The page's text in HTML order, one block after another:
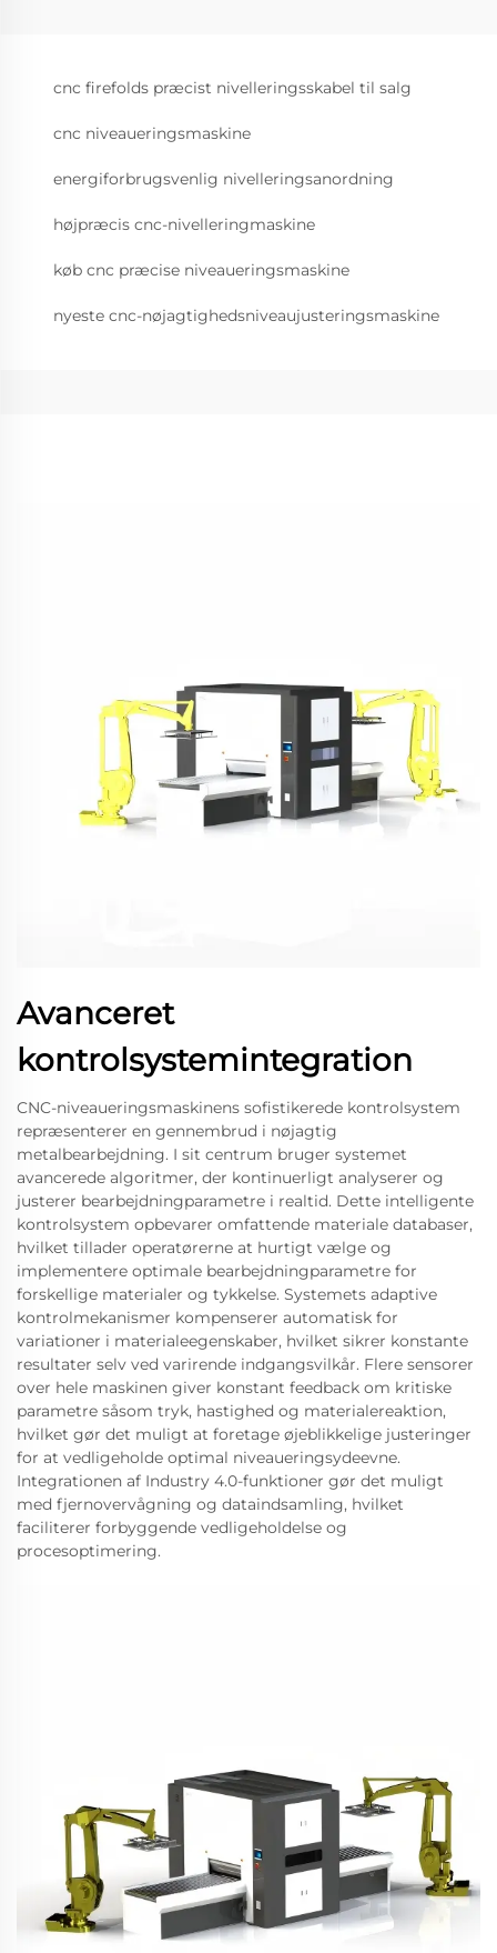
cnc firefolds præcist nivelleringsskabel til salg
cnc niveaueringsmaskine
energiforbrugsvenlig nivelleringsanordning
højpræcis cnc-nivelleringmaskine
køb cnc præcise niveaueringsmaskine
nyeste cnc-nøjagtighedsniveaujusteringsmaskine
Avanceret
kontrolsystemintegration
CNC-niveaueringsmaskinens sofistikerede kontrolsystem
repræsenterer en gennembrud i nøjagtig
metalbearbejdning. I sit centrum bruger systemet
avancerede algoritmer, der kontinuerligt analyserer og
justerer bearbejdningparametre i realtid. Dette intelligente
kontrolsystem opbevarer omfattende materiale databaser,
hvilket tillader operatørerne at hurtigt vælge og
implementere optimale bearbejdningparametre for
forskellige materialer og tykkelse. Systemets adaptive
kontrolmekanismer kompenserer automatisk for
variationer i materialeegenskaber, hvilket sikrer konstante
resultater selv ved varirende indgangsvilkår. Flere sensorer
over hele maskinen giver konstant feedback om kritiske
parametre såsom tryk, hastighed og materialereaktion,
hvilket gør det muligt at foretage øjeblikkelige justeringer
for at vedligeholde optimal niveaueringsydeevne.
Integrationen af Industry 4.0-funktioner gør det muligt
med fjernovervågning og dataindsamling, hvilket
faciliterer forbyggende vedligeholdelse og
procesoptimering.